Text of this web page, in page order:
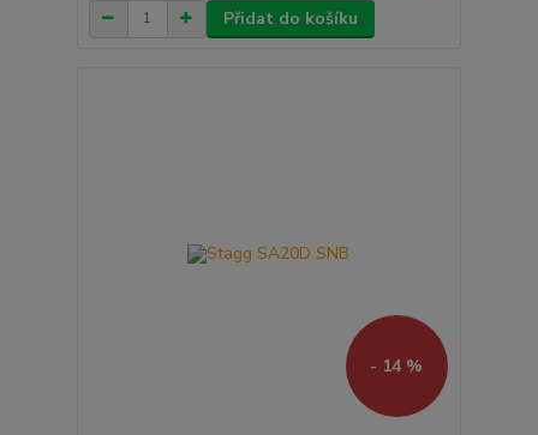
Přidat do košíku
- 14 %